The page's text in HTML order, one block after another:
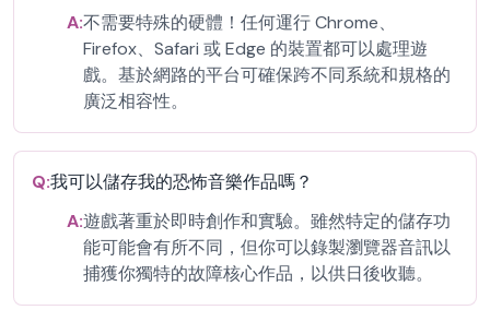
A:不需要特殊的硬體！任何運行 Chrome、
Firefox、Safari 或 Edge 的裝置都可以處理遊
戲。基於網路的平台可確保跨不同系統和規格的
廣泛相容性。
Q:我可以儲存我的恐怖音樂作品嗎？
A:遊戲著重於即時創作和實驗。雖然特定的儲存功
能可能會有所不同，但你可以錄製瀏覽器音訊以
捕獲你獨特的故障核心作品，以供日後收聽。